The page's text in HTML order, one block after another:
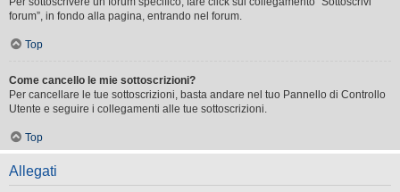
forum”, in fondo alla pagina, entrando nel forum.
Top
Come cancello le mie sottoscrizioni?
Per cancellare le tue sottoscrizioni, basta andare nel tuo Pannello di Controllo
Utente e seguire i collegamenti alle tue sottoscrizioni.
Top
Allegati